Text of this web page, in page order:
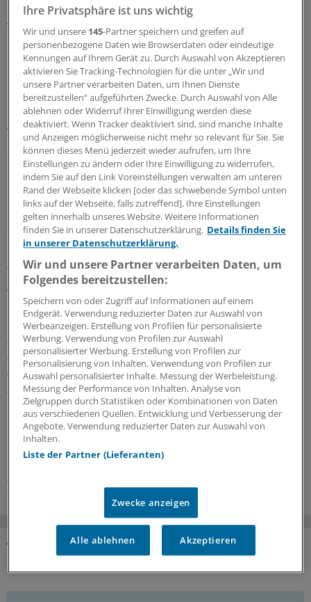
Organspender zur Verfügung gestellt. Doch drei Mal so
viele Patienten warten noch auf ein fremdes Organ.
Nur etwa jeder achte Bundesbürger hat einen
Organspendeausweis und nur ungefähr sechs Prozent
der Menschen, bei denen der Hirntod festgestellt wird,
haben schriftlich einer Organentnahme zugestimmt. Bei
Ärzten ist es besser.
Noch immer werden ungefähr 12.000 Organe für
Patienten gebraucht, darunter 8.000 Nieren.
Nach einer Umfrage von Forsa und der Bundeszentrale
für gesundheitliche Aufklärung haben 88 Prozent der
Ärzte eine eher positive Einstellung zur Organspende.
Etwa jeder zweite Arzt hat einen Organspendeausweis.
Patienteninfos zur Organspende, zur Transplantation
und Organspendeausweise zum Download. Exklusiv für
Ärzte und Apotheker: Sie können die
Patienteninformationen personalisieren »
Schlagworte:
Transplantationsmedizin
KOMMENTARE
Ihre Privatsphäre ist uns wichtig
Wir und unsere 145-Partner speichern und greifen auf
personenbezogene Daten wie Browserdaten oder eindeutige
Kennungen auf Ihrem Gerät zu. Durch Auswahl von Akzeptieren
aktivieren Sie Tracking-Technologien für die unter „Wir und
unsere Partner verarbeiten Daten, um Ihnen Dienste
bereitzustellen“ aufgeführten Zwecke. Durch Auswahl von Alle
ablehnen oder Widerruf Ihrer Einwilligung werden diese
deaktiviert. Wenn Tracker deaktiviert sind, sind manche Inhalte
und Anzeigen möglicherweise nicht mehr so relevant für Sie. Sie
können dieses Menü jederzeit wieder aufrufen, um Ihre
Einstellungen zu ändern oder Ihre Einwilligung zu widerrufen,
indem Sie auf den Link Voreinstellungen verwalten am unteren
Rand der Webseite klicken [oder das schwebende Symbol unten
links auf der Webseite, falls zutreffend]. Ihre Einstellungen
gelten innerhalb unseres Website. Weitere Informationen
finden Sie in unserer Datenschutzerklärung. Details finden Sie
in unserer Datenschutzerklärung.
Wir und unsere Partner verarbeiten Daten, um
Folgendes bereitzustellen:
Speichern von oder Zugriff auf Informationen auf einem
Endgerät. Verwendung reduzierter Daten zur Auswahl von
Werbeanzeigen. Erstellung von Profilen für personalisierte
Werbung. Verwendung von Profilen zur Auswahl
personalisierter Werbung. Erstellung von Profilen zur
Personalisierung von Inhalten. Verwendung von Profilen zur
Auswahl personalisierter Inhalte. Messung der Werbeleistung.
Messung der Performance von Inhalten. Analyse von
Zielgruppen durch Statistiken oder Kombinationen von Daten
aus verschiedenen Quellen. Entwicklung und Verbesserung der
Angebote. Verwendung reduzierter Daten zur Auswahl von
Inhalten.
Liste der Partner (Lieferanten)
Zwecke anzeigen
Alle ablehnen Akzeptieren